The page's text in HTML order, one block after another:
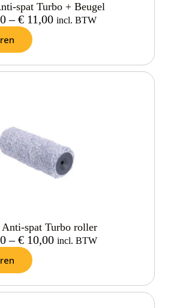
spat Turbo + Beugel
– € 11,00 incl. BTW
spat Turbo roller
– €10,00 incl. BTW